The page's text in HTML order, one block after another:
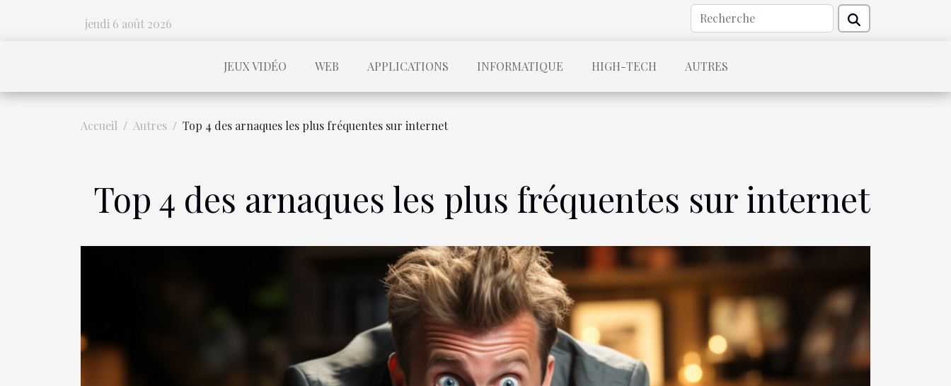
jeudi 6 août 2026
JEUX VIDÉO WEB APPLICATIONS INFORMATIQUE HIGH-TECH AUTRES
Accueil Autres Top 4 des arnaques les plus fréquentes sur internet
Top 4 des arnaques les plus fréquentes sur internet